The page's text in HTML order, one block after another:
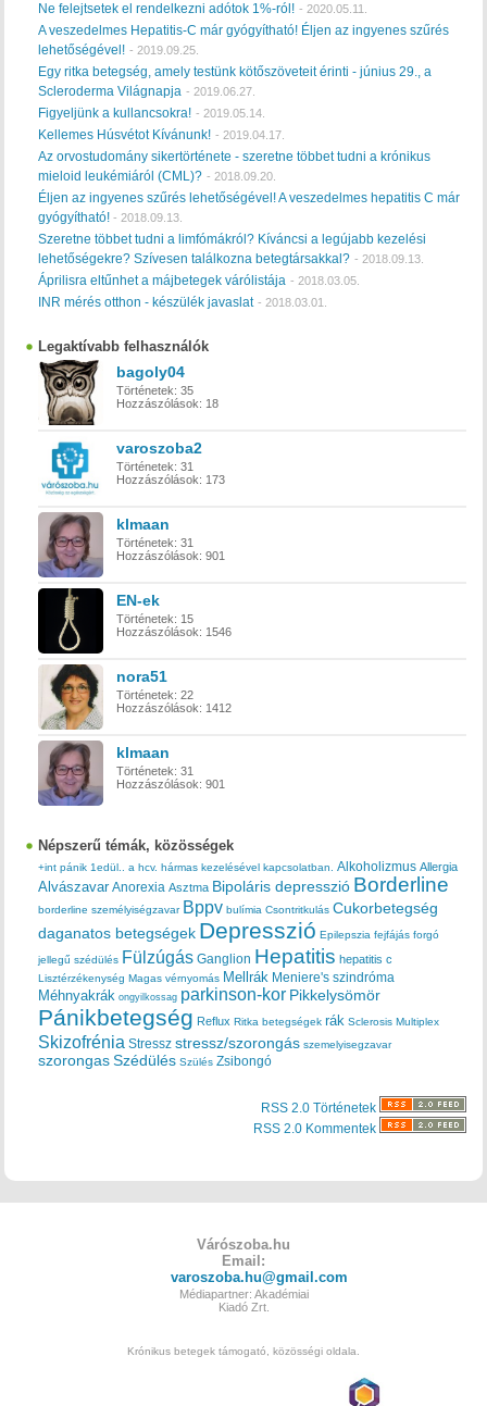
Ne felejtsetek el rendelkezni adótok 1%-ról! - 2020.05.11.
A veszedelmes Hepatitis-C már gyógyítható! Éljen az ingyenes szűrés
lehetőségével! - 2019.09.25.
Egy ritka betegség, amely testünk kötőszöveteit érinti - június 29., a
Scleroderma Világnapja - 2019.06.27.
Figyeljünk a kullancsokra! - 2019.05.14.
Kellemes Húsvétot Kívánunk! - 2019.04.17.
Az orvostudomány sikertörténete - szeretne többet tudni a krónikus
mieloid leukémiáról (CML)? - 2018.09.20.
Éljen az ingyenes szűrés lehetőségével! A veszedelmes hepatitis C már
gyógyítható!- 2018.09.13.
Szeretne többet tudni a limfómákról? Kíváncsi a legújabb kezelési
lehetőségekre? Szívesen találkozna betegtársakkal? - 2018.09.13.
Áprilisra eltűnhet a májbetegek várólistája - 2018.03.05.
INR mérés otthon - készülék javaslat - 2018.03.01.
Legaktívabb felhasználók
bagoly04
Történetek: 35
Hozzászólások: 18
varoszoba2
Történetek: 31
Hozzászólások: 173
klmaan
Történetek: 31
Hozzászólások: 901
EN-ek
Történetek: 15
Hozzászólások: 1546
nora51
Történetek: 22
Hozzászólások: 1412
klmaan
Történetek: 31
Hozzászólások: 901
Népszerű témák, közösségek
+int pánik 1edül.. a hcv. hármas kezelésével kapcsolatban. Alkoholizmus Allergia
Alvászavar Anorexia Asztma Bipoláris depresszió Borderline
borderline személyiségzavar Bppv bulímia Csontritkulás Cukorbetegség
daganatos betegségek Depresszió Epilepszia fejfájás forgó
jellegű szédülés Fülzúgás Ganglion Hepatitis hepatitis c
Lisztérzékenység Magas vérnyomás Mellrák Meniere's szindróma
Méhnyakrák ongyilkossag parkinson-kor Pikkelysömör
Pánikbetegség Reflux Ritka betegségek rák Sclerosis Multiplex
Skizofrénia Stressz stressz/szorongás szemelyisegzavar
szorongas Szédülés Szülés Zsibongó
RSS 2.0 Történetek
RSS 2.0 Kommentek
Várószoba.hu
Email:
varoszoba.hu@gmail.com
Médiapartner: Akadémiai
Kiadó Zrt.
Krónikus betegek támogató, közösségi oldala.